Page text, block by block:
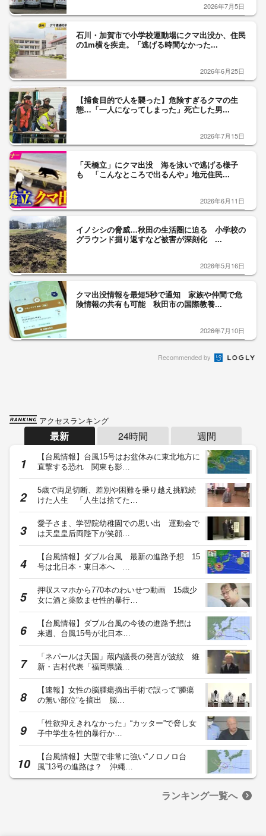
2026年7月5日
石川・加賀市で小学校運動場にクマ出没か、住民
の1m横を疾走。「逃げる時間なかった...
2026年6月25日
【捕食目的で人を襲った】危険すぎるクマの生
態…「一人になってしまった」死亡した男...
2026年7月15日
「天橋立」にクマ出没 海を泳いで逃げる様子
も 「こんなところで出るんや」地元住民...
2026年6月11日
イノシシの脅威…秋田の生活圏に迫る 小学校の
グラウンド掘り返すなど被害が深刻化 ...
2026年5月16日
クマ出没情報を最短5秒で通知 家族や仲間で危
険情報の共有も可能 秋田市の国際教養...
2026年7月10日
Recommended by
アクセスランキング
最新 24時間 週間
【台風情報】台風15号はお盆休みに東北地方に
直撃する恐れ 関東も影…
5歳で両足切断、差別や困難を乗り越え挑戦続
けた人生 「人生は捨てた…
愛子さま、学習院幼稚園での思い出 運動会で
は天皇皇后両陛下が笑顔…
【台風情報】ダブル台風 最新の進路予想 15
号は北日本・東日本へ …
押収スマホから770本のわいせつ動画 15歳少
女に酒と薬飲ませ性的暴行…
【台風情報】ダブル台風の今後の進路予想は
来週、台風15号が北日本…
「ネパールは天国」蔵内議長の発言が波紋 維
新・吉村代表「福岡県議…
【速報】女性の脳腫瘍摘出手術で誤って“腫瘍
の無い部位”を摘出 脳…
「性欲抑えきれなかった」“カッター”で脅し女
子中学生を性的暴行か…
【台風情報】大型で非常に強い“ノロノロ台
風”13号の進路は？ 沖縄…
ランキング一覧へ